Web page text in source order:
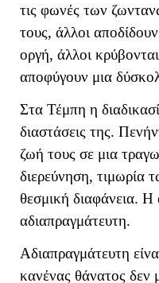
τις φωνές των
τους, άλλοι
οργή, άλλοι
αποφύγουν μια
Στα Τέμπη η
διαστάσεις της.
ζωή τους σε μια
διερεύνηση, τιμωρία
θεσμική διαφάνεια. Η
αδιαπραγμάτευτη.
Αδιαπραγμάτευτη
κανένας θάνατος δεν